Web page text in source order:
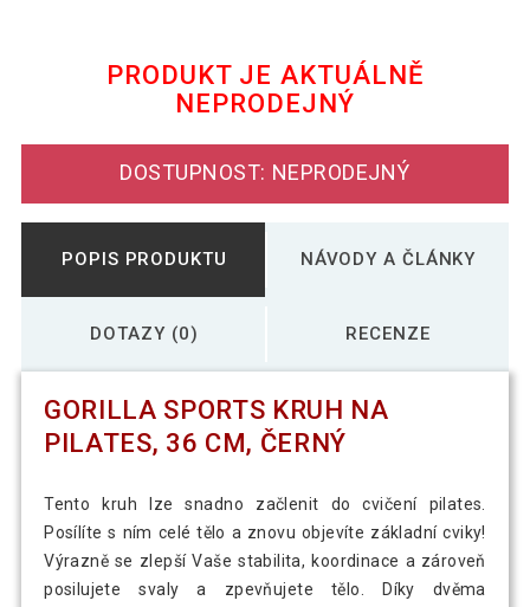
PRODUKT JE AKTUÁLNĚ
NEPRODEJNÝ
DOSTUPNOST: NEPRODEJNÝ
POPIS PRODUKTU NÁVODY A ČLÁNKY
DOTAZY (0) RECENZE
GORILLA SPORTS KRUH NA
PILATES, 36 CM, ČERNÝ
Tento kruh lze snadno začlenit do cvičení pilates.
Posílíte s ním celé tělo a znovu objevíte základní cviky!
Výrazně se zlepší Vaše stabilita, koordinace a zároveň
posilujete svaly a zpevňujete tělo. Díky dvěma